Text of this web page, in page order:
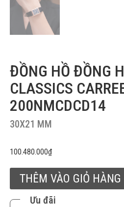
ĐỒNG HỒ ĐỒNG
CLASSICS
200NMCDCD14
30X21 MM
100.480.000₫
THÊM VÀO GIỎ HÀNG
Ưu đãi